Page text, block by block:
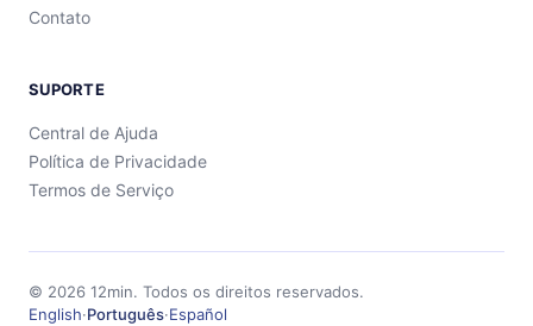
Contato
SUPORTE
Central de Ajuda
Política de Privacidade
Termos de Serviço
© 2026 12min. Todos os direitos reservados.
English·Português·Español